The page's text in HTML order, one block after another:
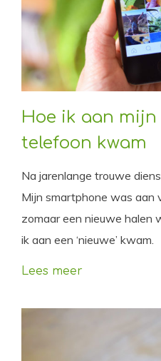
Hoe ik aan mijn
telefoon kwam
Na jarenlange trouwe
Mijn smartphone was aan
zomaar een nieuwe halen
ik aan een ‘nieuwe’ kwam.
Lees meer